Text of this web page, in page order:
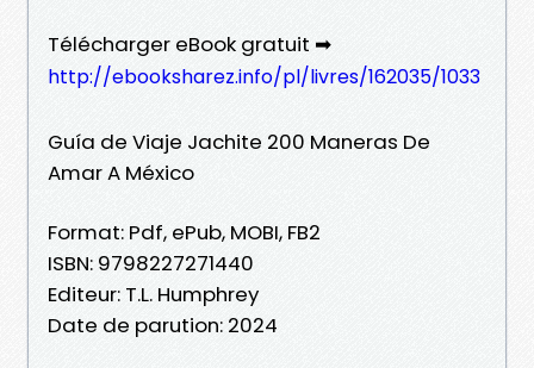
Télécharger eBook gratuit ➡
http://ebooksharez.info/pl/livres/162035/1033
Guía de Viaje Jachite 200 Maneras De
Amar A México
Format: Pdf, ePub, MOBI, FB2
ISBN: 9798227271440
Editeur: T.L. Humphrey
Date de parution: 2024